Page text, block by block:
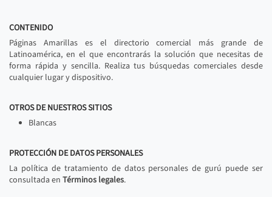
CONTENIDO
Páginas Amarillas es el directorio comercial más grande de
Latinoamérica, en el que encontrarás la solución que necesitas de
forma rápida y sencilla. Realiza tus búsquedas comerciales desde
cualquier lugar y dispositivo.
OTROS DE NUESTROS SITIOS
Blancas
PROTECCIÓN DE DATOS PERSONALES
La política de tratamiento de datos personales de gurú puede ser
consultada en Términos legales.